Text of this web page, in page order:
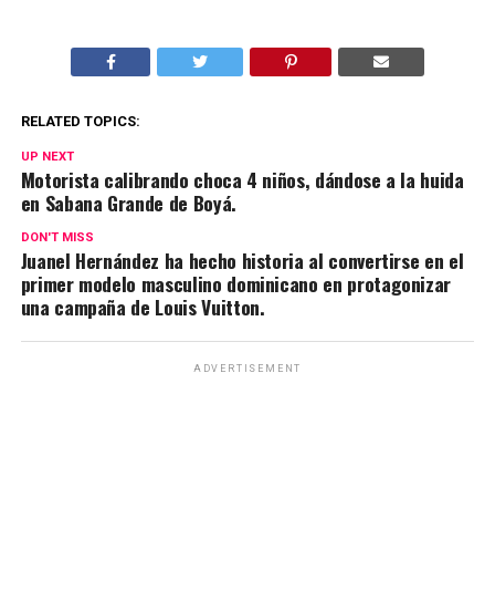
RELATED TOPICS:
UP NEXT
Motorista calibrando choca 4 niños, dándose a la huida
en Sabana Grande de Boyá.
DON'T MISS
Juanel Hernández ha hecho historia al convertirse en el
primer modelo masculino dominicano en protagonizar
una campaña de Louis Vuitton.
ADVERTISEMENT